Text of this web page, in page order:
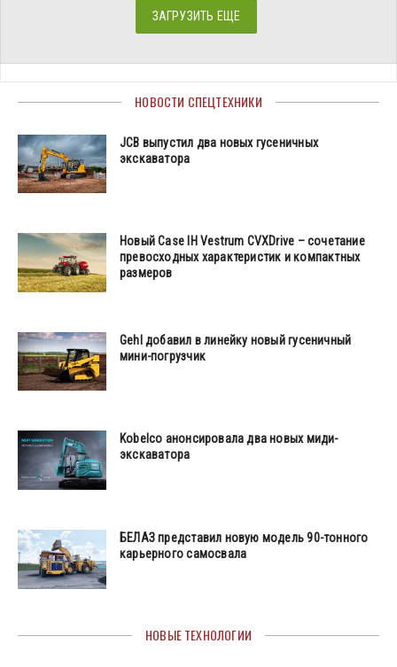
ЗАГРУЗИТЬ ЕЩЕ
НОВОСТИ СПЕЦТЕХНИКИ
JCB выпустил два новых гусеничных
экскаватора
Новый Case IH Vestrum CVXDrive – сочетание
превосходных характеристик и компактных
размеров
Gehl добавил в линейку новый гусеничный
мини-погрузчик
Kobelco анонсировала два новых миди-
экскаватора
БЕЛАЗ представил новую модель 90-тонного
карьерного самосвала
НОВЫЕ ТЕХНОЛОГИИ